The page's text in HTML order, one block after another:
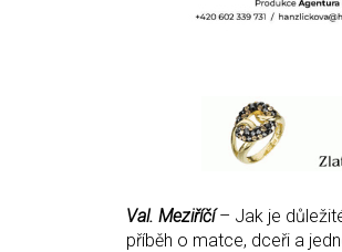
Val. Meziříčí – Jak je
příběh o matce, dceři a